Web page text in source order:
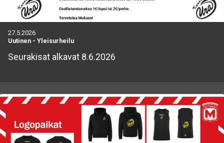
27.5.2026
Uutinen - Yleisurheilu
Seurakisat alkavat 8.6.2026